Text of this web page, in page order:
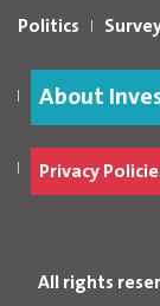
Politics
About
Privacy
All rights